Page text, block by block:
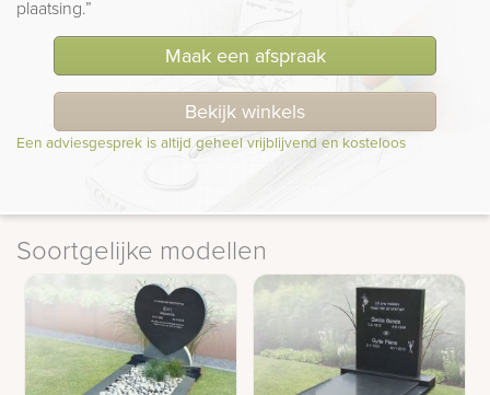
plaatsing.”
Maak een afspraak
Bekijk winkels
Een adviesgesprek is altijd geheel vrijblijvend en kosteloos
Soortgelijke modellen